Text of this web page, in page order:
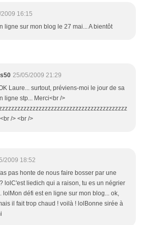
16:15
ligne sur mon blog le 27 mai... A bientôt
25/05/2009 21:29
Laure... surtout, préviens-moi le jour de sa
ligne stp... Merci<br />
/> <br />
2009 18:52
pas honte de nous faire bosser par une
lolC'est liedich qui a raison, tu es un négrier
lolMon défi est en ligne sur mon blog... ok,
il fait trop chaud ! voilà ! lolBonne sirée à